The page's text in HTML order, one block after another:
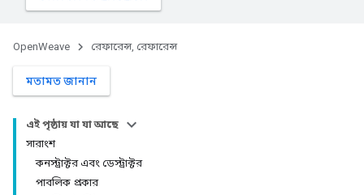
OpenWeave রেফারেন্স, রেফারেন্স
মতামত জানান
এই পৃষ্ঠায় যা যা আছে
সারাংশ
কনস্ট্রাক্টর এবং ডেস্ট্রাক্টর
পাবলিক প্রকার